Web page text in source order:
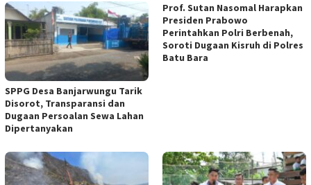
SPPG Desa Banjarwungu Tarik
Disorot, Transparansi dan
Dugaan Persoalan Sewa Lahan
Dipertanyakan
Prof. Sutan Nasomal Harapkan
Presiden Prabowo
Perintahkan Polri Berbenah,
Soroti Dugaan Kisruh di Polres
Batu Bara